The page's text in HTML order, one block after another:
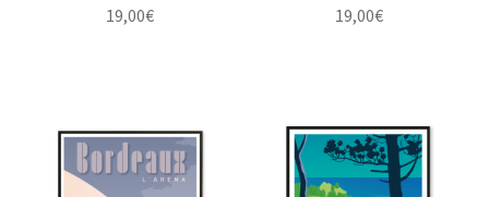
19,00€ 19,00€